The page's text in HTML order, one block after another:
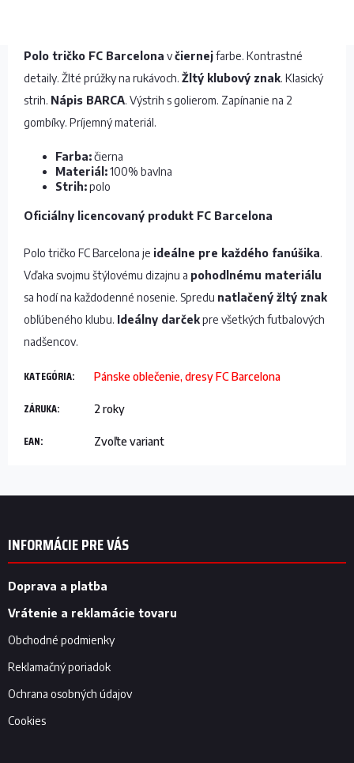
Polo tričko FC Barcelona včiernejfarbe. Kontrastné
detaily. Žlté prúžky na rukávoch. Žltý klubový znak. Klasický
strih. Nápis BARCA. Výstrih s golierom. Zapínanie na 2
gombíky. Príjemný materiál.
Farba:čierna
Materiál:100% bavlna
Strih:polo
Oficiálny licencovaný produkt FC Barcelona
Polo tričko FC Barcelona je ideálne pre každého fanúšika.
Vďaka svojmu štýlovému dizajnu a pohodlnému materiálu
sa hodí na každodenné nosenie. Spredu natlačený žltý znak
obľúbeného klubu. Ideálny darčekpre všetkých futbalových
nadšencov.
KATEGÓRIA: Pánske oblečenie, dresy FC Barcelona
ZÁRUKA: 2 roky
EAN: Zvoľte variant
Z
INFORMÁCIE PRE VÁS
Doprava a platba
Vrátenie a reklamácie tovaru
Obchodné podmienky
Reklamačný poriadok
Ochrana osobných údajov
Cookies